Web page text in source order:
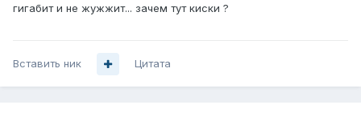
гигабит и не жужжит... зачем тут киски ?
Вставить ник Цитата